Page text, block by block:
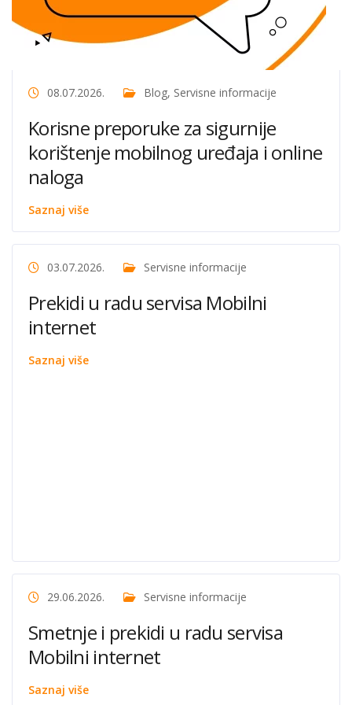
08.07.2026. Blog, Servisne informacije
Korisne preporuke za sigurnije
korištenje mobilnog uređaja i online
naloga
Saznaj više
03.07.2026. Servisne informacije
Prekidi u radu servisa Mobilni
internet
Saznaj više
29.06.2026. Servisne informacije
Smetnje i prekidi u radu servisa
Mobilni internet
Saznaj više